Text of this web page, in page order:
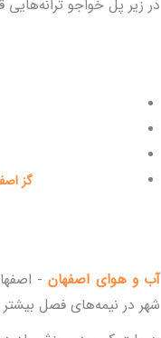
در زیر پل خواجو
گز
آب و هوای اصفهان-
شهر در نیمه‌های فصل بیشتر